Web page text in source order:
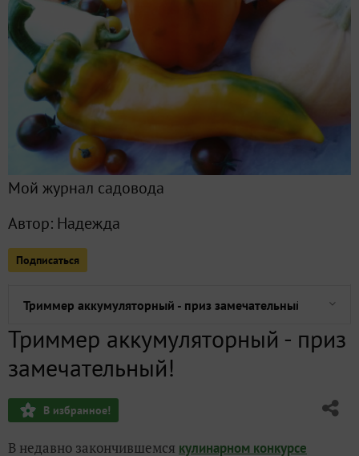
Мой журнал садовода
Автор: Надежда
Подписаться
Главная
Подписчики
Все публикации
Фото 73
Сейчас обсуждают
Вишневый соус к мясу
Триммер аккумуляторный - приз замечательный!
Курица жены охотника
ХитСад дарить подарки рад!
Триммер аккумуляторный - приз
замечательный!
В избранное!
В недавно закончившемся кулинарном конкурсе